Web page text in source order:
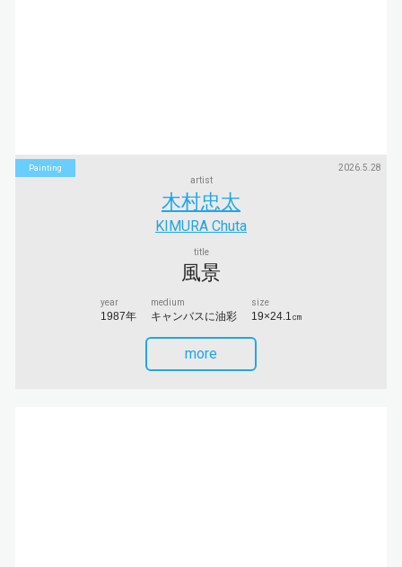
Painting
2026.5.28
artist
木村忠太
KIMURA Chuta
title
風景
year
1987年
medium
キャンバスに油彩
size
19×24.1㎝
more